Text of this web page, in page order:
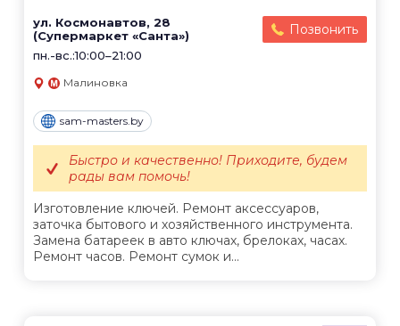
ул. Космонавтов, 28
(Супермаркет «Санта»)
пн.-вс.:10:00–21:00
Позвонить
Малиновка
sam-masters.by
Изготовление ключей. Ремонт аксессуаров,
заточка бытового и хозяйственного инструмента.
Замена батареек в авто ключах, брелоках, часах.
Ремонт часов. Ремонт сумок и...
Быстро и качественно! Приходите, будем
рады вам помочь!